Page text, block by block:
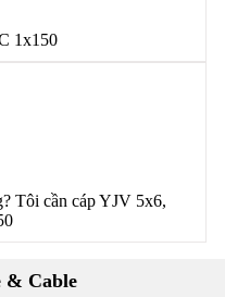
1x150
Tôi cần cáp YJV 5x6,
& Cable